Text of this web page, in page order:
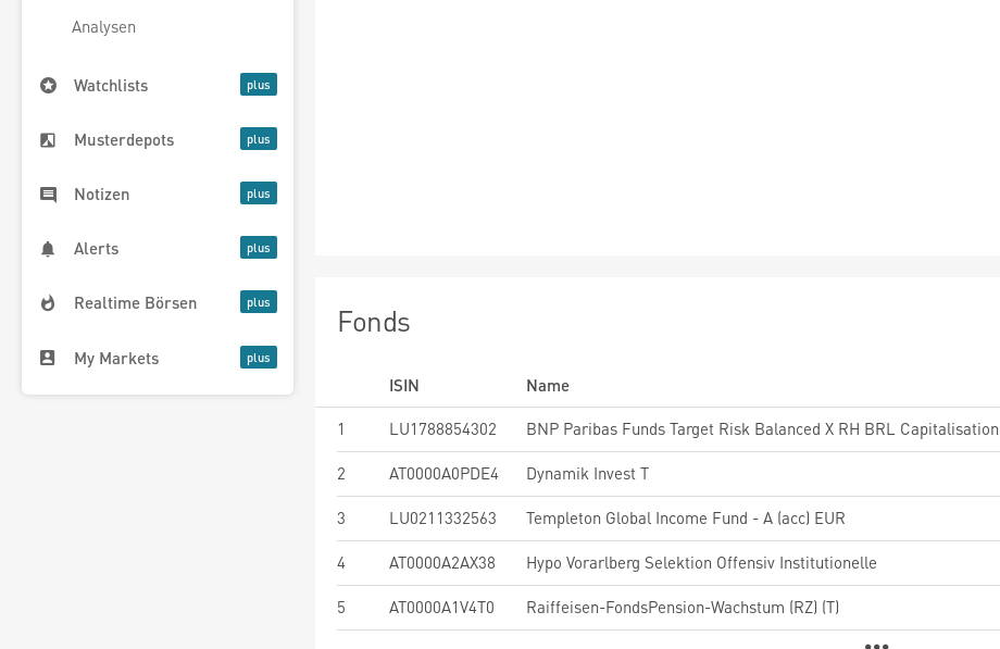
Analysen
Watchlists
Musterdepots
Notizen
Alerts
Realtime Börsen
My Markets
Fonds
ISIN Name
1
LU1788854302 BNP Paribas Funds Target Risk Balanced X RH BRL Capitalisation
2 AT0000A0PDE4 Dynamik Invest T
3 LU0211332563 Templeton Global Income Fund - A (acc) EUR
4 AT0000A2AX38 Hypo Vorarlberg Selektion Offensiv Institutionelle
5 AT0000A1V4T0 Raiffeisen-FondsPension-Wachstum (RZ) (T)